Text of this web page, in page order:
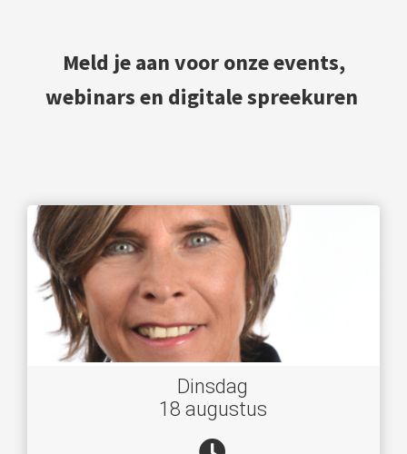
Meld je aan voor onze events,
webinars en digitale spreekuren
Dinsdag
18 augustus